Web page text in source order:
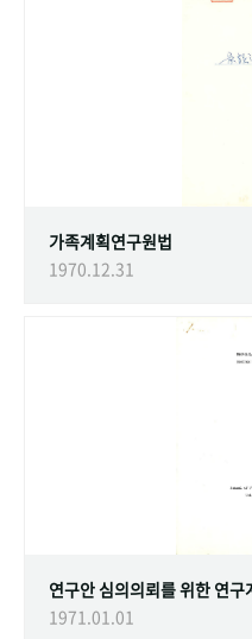
가족계획연구원법
1970.12.31
연구안 심의의뢰를 위한 연구
1971.01.01